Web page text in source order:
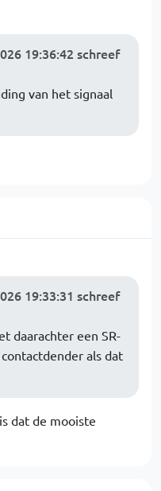
19:36:42 schreef
van het signaal
19:33:31 schreef
daarachter een SR-
als dat
dat de mooiste